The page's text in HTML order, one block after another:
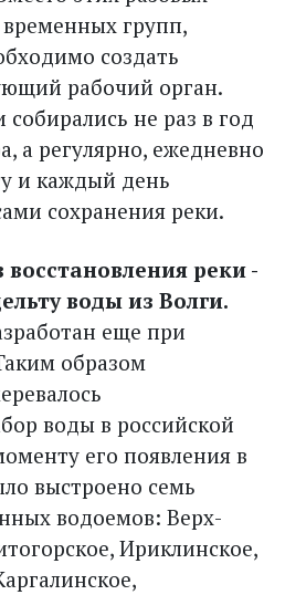
групп,
создать
рабочий орган.
не раз в год
а регулярно, ежедневно
и каждый день
сохранения реки.
реки -
воды из Волги.
еще при
образом
воды в российской
его появления в
выстроено семь
водоемов: Верх­
Ириклинское,